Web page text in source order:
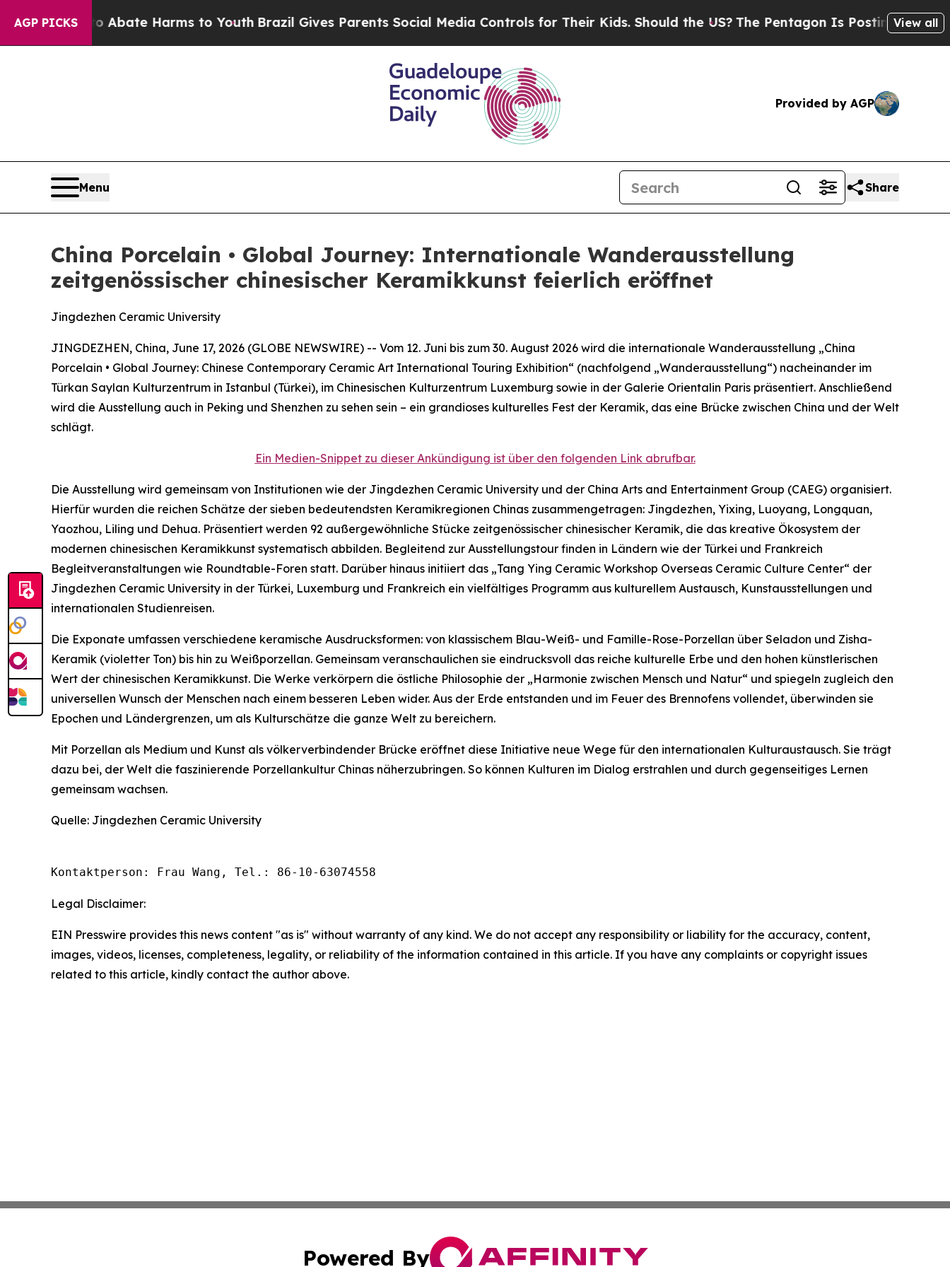
AGP PICKS
Fund to Abate Harms to YouthBrazil Gives Parents Social Media Controls for Their Kids. Should the US?The Pentagon Is Posting CrypticView all
Provided by AGP
Menu Share
China Porcelain • Global Journey: Internationale Wanderausstellung
zeitgenössischer chinesischer Keramikkunst feierlich eröffnet
Jingdezhen Ceramic University
JINGDEZHEN, China, June 17, 2026 (GLOBE NEWSWIRE) -- Vom 12. Juni bis zum 30. August 2026 wird die internationale Wanderausstellung „China
Porcelain • Global Journey: Chinese Contemporary Ceramic Art International Touring Exhibition“ (nachfolgend „Wanderausstellung“) nacheinander im
Türkan Saylan Kulturzentrum in Istanbul (Türkei), im Chinesischen Kulturzentrum Luxemburg sowie in der Galerie Orientalin Paris präsentiert. Anschließend
wird die Ausstellung auch in Peking und Shenzhen zu sehen sein – ein grandioses kulturelles Fest der Keramik, das eine Brücke zwischen China und der Welt
schlägt.
Ein Medien-Snippet zu dieser Ankündigung ist über den folgenden Link abrufbar.
Die Ausstellung wird gemeinsam von Institutionen wie der Jingdezhen Ceramic University und der China Arts and Entertainment Group (CAEG) organisiert.
Hierfür wurden die reichen Schätze der sieben bedeutendsten Keramikregionen Chinas zusammengetragen: Jingdezhen, Yixing, Luoyang, Longquan,
Yaozhou, Liling und Dehua. Präsentiert werden 92 außergewöhnliche Stücke zeitgenössischer chinesischer Keramik, die das kreative Ökosystem der
modernen chinesischen Keramikkunst systematisch abbilden. Begleitend zur Ausstellungstour finden in Ländern wie der Türkei und Frankreich
Begleitveranstaltungen wie Roundtable-Foren statt. Darüber hinaus initiiert das „Tang Ying Ceramic Workshop Overseas Ceramic Culture Center“ der
Jingdezhen Ceramic University in der Türkei, Luxemburg und Frankreich ein vielfältiges Programm aus kulturellem Austausch, Kunstausstellungen und
internationalen Studienreisen.
Die Exponate umfassen verschiedene keramische Ausdrucksformen: von klassischem Blau-Weiß- und Famille-Rose-Porzellan über Seladon und Zisha-
Keramik (violetter Ton) bis hin zu Weißporzellan. Gemeinsam veranschaulichen sie eindrucksvoll das reiche kulturelle Erbe und den hohen künstlerischen
Wert der chinesischen Keramikkunst. Die Werke verkörpern die östliche Philosophie der „Harmonie zwischen Mensch und Natur“ und spiegeln zugleich den
universellen Wunsch der Menschen nach einem besseren Leben wider. Aus der Erde entstanden und im Feuer des Brennofens vollendet, überwinden sie
Epochen und Ländergrenzen, um als Kulturschätze die ganze Welt zu bereichern.
Mit Porzellan als Medium und Kunst als völkerverbindender Brücke eröffnet diese Initiative neue Wege für den internationalen Kulturaustausch. Sie trägt
dazu bei, der Welt die faszinierende Porzellankultur Chinas näherzubringen. So können Kulturen im Dialog erstrahlen und durch gegenseitiges Lernen
gemeinsam wachsen.
Quelle: Jingdezhen Ceramic University
Kontaktperson: Frau Wang, Tel.: 86-10-63074558
Legal Disclaimer:
EIN Presswire provides this news content "as is" without warranty of any kind. We do not accept any responsibility or liability for the accuracy, content,
images, videos, licenses, completeness, legality, or reliability of the information contained in this article. If you have any complaints or copyright issues
related to this article, kindly contact the author above.
Powered By